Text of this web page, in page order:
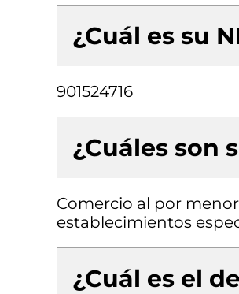
¿Cuál es su
901524716
¿Cuáles son
Comercio al por
establecimientos
¿Cuál es el